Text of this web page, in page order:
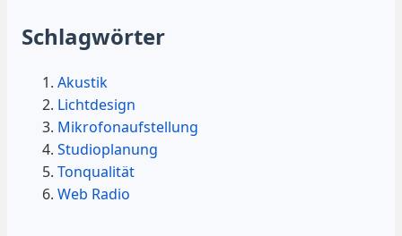
Schlagwörter
Akustik
Lichtdesign
Mikrofonaufstellung
Studioplanung
Tonqualität
Web Radio